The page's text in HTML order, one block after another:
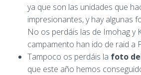
ya que son las unidades que
impresionantes, y hay algunas
No os perdáis las de Imohag y
campamento han ido de raid a
Tampoco os perdáis la foto
que este año hemos